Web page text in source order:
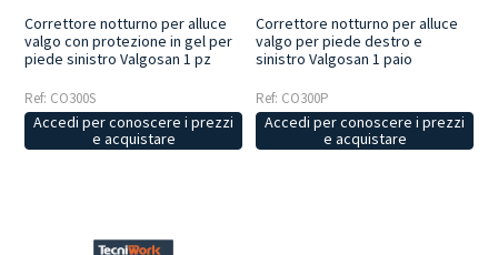
Correttore notturno per alluce
valgo con protezione in gel per
piede sinistro Valgosan 1 pz
Ref: CO300S
Accedi per conoscere i prezzi
e acquistare
Correttore notturno per alluce
valgo per piede destro e
sinistro Valgosan 1 paio
Ref: CO300P
Accedi per conoscere i prezzi
e acquistare